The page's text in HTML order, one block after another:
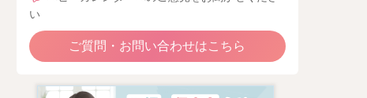
い
ご質問・お問い合わせはこちら